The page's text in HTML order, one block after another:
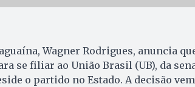
Wagner Rodrigues, anuncia
se filiar ao União Brasil (UB), da
o partido no Estado. A decisão